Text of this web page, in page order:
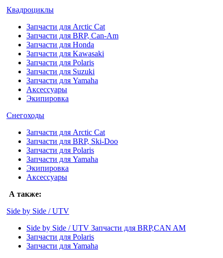
Квадроциклы
Запчасти для Arctic Cat
Запчасти для BRP, Can-Am
Запчасти для Honda
Запчасти для Kawasaki
Запчасти для Polaris
Запчасти для Suzuki
Запчасти для Yamaha
Аксессуары
Экипировка
Снегоходы
Запчасти для Arctic Cat
Запчасти для BRP, Ski-Doo
Запчасти для Polaris
Запчасти для Yamaha
Экипировка
Аксессуары
А также:
Side by Side / UTV
Side by Side / UTV Запчасти для BRP,CAN AM
Запчасти для Polaris
Запчасти для Yamaha